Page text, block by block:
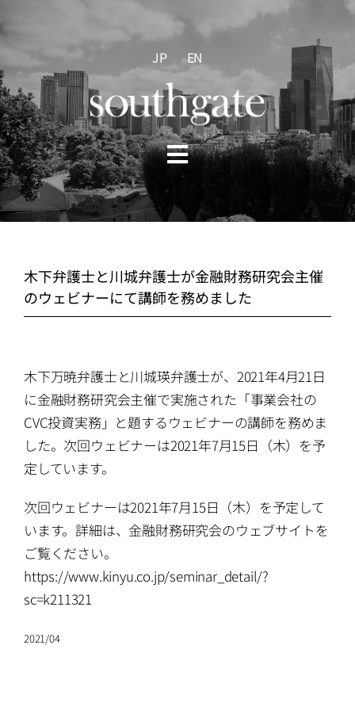
to
JP EN
Toggle
Navigation
HOME
PRACTICE AREAS
CAREERS
CONTACT
木下弁護士と川城弁護士が金融財務研究会主催
のウェビナーにて講師を務めました
木下万暁弁護士と川城瑛弁護士が、2021年4月21日
に金融財務研究会主催で実施された「事業会社の
CVC投資実務」と題するウェビナーの講師を務めま
した。次回ウェビナーは2021年7月15日（木）を予
定しています。
次回ウェビナーは2021年7月15日（木）を予定して
います。詳細は、金融財務研究会のウェブサイトを
ご覧ください。
https://www.kinyu.co.jp/seminar_detail/?
sc=k211321
2021/04